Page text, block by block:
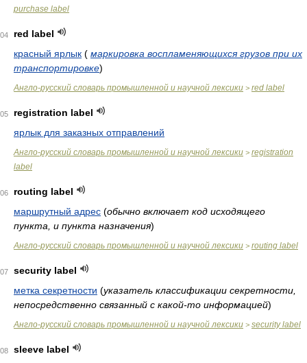
purchase label
red label
красный ярлык ( маркировка воспламеняющихся грузов при их
транспортировке)
Англо-русский словарь промышленной и научной лексики > red label
registration label
ярлык для заказных отправлений
Англо-русский словарь промышленной и научной лексики > registration
label
routing label
маршрутный адрес (обычно включает код исходящего
пункта, и пункта назначения)
Англо-русский словарь промышленной и научной лексики > routing label
security label
метка секретности (указатель классификации секретности,
непосредственно связанный с какой-то информацией)
Англо-русский словарь промышленной и научной лексики > security label
sleeve label